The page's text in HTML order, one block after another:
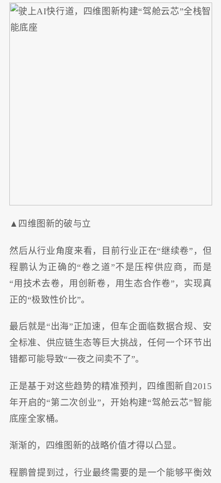
▲四维图新的破与立
然后从行业角度来看，目前行业正在“继续卷”，但
程鹏认为正确的“卷之道”不是压榨供应商，而是
“用技术去卷，用创新卷，用生态合作卷”，实现真
正的“极致性价比”。
最后就是“出海”正加速，但车企面临数据合规、安
全标准、供应链生态等巨大挑战，任何一个环节出
错都可能导致“一夜之间卖不了”。
正是基于对这些趋势的精准预判，四维图新自2015
年开启的“第二次创业”，开始构建“驾舱云芯”智能
底座全家桶。
渐渐的，四维图新的战略价值才得以凸显。
程鹏曾提到过，行业最终需要的是一个能够平衡效